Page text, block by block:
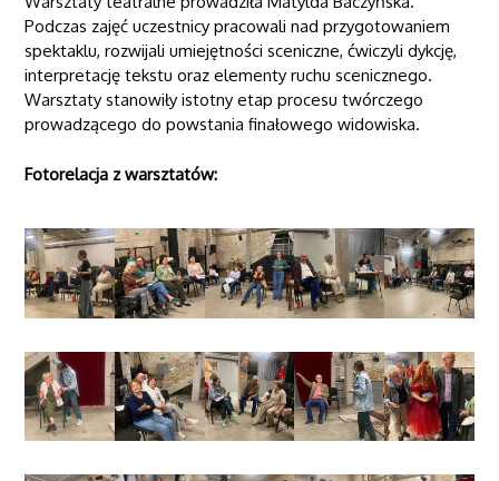
Podczas zajęć uczestnicy pracowali nad przygotowaniem
spektaklu, rozwijali umiejętności sceniczne, ćwiczyli dykcję,
interpretację tekstu oraz elementy ruchu scenicznego.
Warsztaty stanowiły istotny etap procesu twórczego
prowadzącego do powstania finałowego widowiska.
Fotorelacja z warsztatów: